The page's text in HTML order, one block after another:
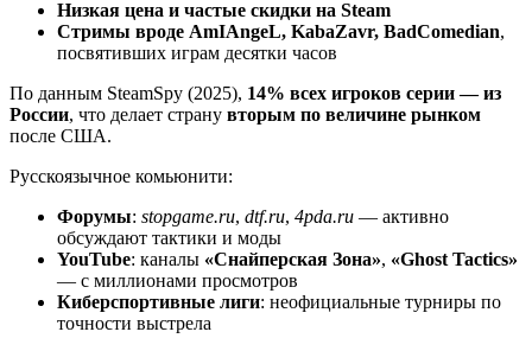
Низкая цена и частые скидки на Steam
Стримы вроде AmIAngeL, KabaZavr, BadComedian,
посвятивших играм десятки часов
По данным SteamSpy (2025), 14% всех игроков серии — из
России, что делает страну вторым по величине рынком
после США.
Русскоязычное комьюнити:
Форумы: stopgame.ru, dtf.ru, 4pda.ru — активно
обсуждают тактики и моды
YouTube: каналы «Снайперская Зона», «Ghost Tactics»
— с миллионами просмотров
Киберспортивные лиги: неофициальные турниры по
точности выстрела